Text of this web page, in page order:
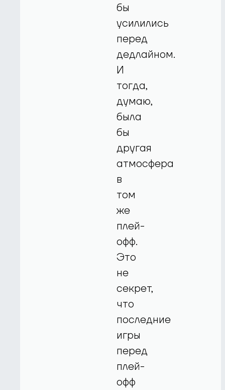
бы
усилились
перед
дедлайном.
И
тогда,
думаю,
была
бы
другая
атмосфера
в
том
же
плей-
офф.
Это
не
секрет,
что
последние
игры
перед
плей-
офф